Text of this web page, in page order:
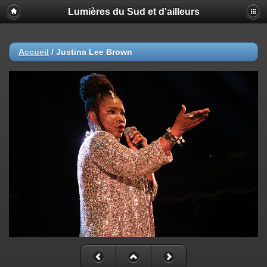
Lumières du Sud et d'ailleurs
Accueil / Justina Lee Brown